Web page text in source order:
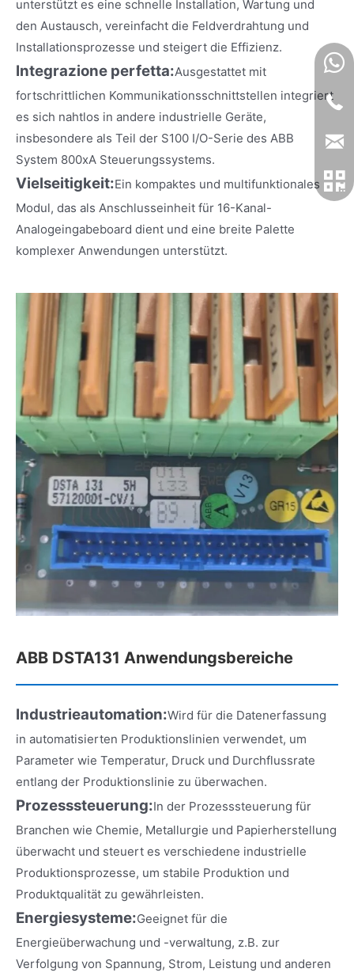
unterstützt es eine schnelle Installation, Wartung und
den Austausch, vereinfacht die Feldverdrahtung und
Installationsprozesse und steigert die Effizienz.
Integrazione perfetta:Ausgestattet mit
fortschrittlichen Kommunikationsschnittstellen integriert
es sich nahtlos in andere industrielle Geräte,
insbesondere als Teil der S100 I/O-Serie des ABB
System 800xA Steuerungssystems.
Vielseitigkeit:Ein kompaktes und multifunktionales
Modul, das als Anschlusseinheit für 16-Kanal-
Analogeingabeboard dient und eine breite Palette
komplexer Anwendungen unterstützt.
ABB DSTA131 Anwendungsbereiche
Industrieautomation:Wird für die Datenerfassung
in automatisierten Produktionslinien verwendet, um
Parameter wie Temperatur, Druck und Durchflussrate
entlang der Produktionslinie zu überwachen.
Prozesssteuerung:In der Prozesssteuerung für
Branchen wie Chemie, Metallurgie und Papierherstellung
überwacht und steuert es verschiedene industrielle
Produktionsprozesse, um stabile Produktion und
Produktqualität zu gewährleisten.
Energiesysteme:Geeignet für die
Energieüberwachung und -verwaltung, z.B. zur
Verfolgung von Spannung, Strom, Leistung und anderen